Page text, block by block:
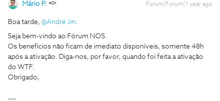
Mário P. Forum|Forum|1 year ago
Boa tarde, @André Jin.
Seja bem-vindo ao Fórum NOS.
Os benefícios não ficam de imediato disponíveis, somente 48h
após a ativação. Diga-nos, por favor, quando foi feita a ativação
do WTF.
Obrigado,